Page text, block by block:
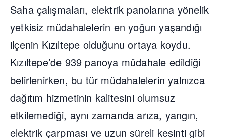
Saha çalışmaları, elektrik panolarına yönelik
yetkisiz müdahalelerin en yoğun yaşandığı
ilçenin Kızıltepe olduğunu ortaya koydu.
Kızıltepe’de 939 panoya müdahale edildiği
belirlenirken, bu tür müdahalelerin yalnızca
dağıtım hizmetinin kalitesini olumsuz
etkilemediği, aynı zamanda arıza, yangın,
elektrik çarpması ve uzun süreli kesinti gibi